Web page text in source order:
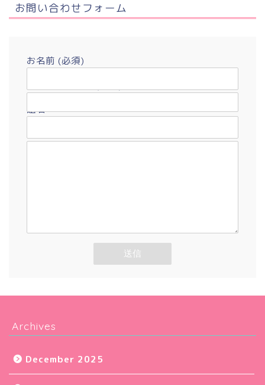
お問い合わせフォーム
お名前 (必須)
題名
Archives
December 2025